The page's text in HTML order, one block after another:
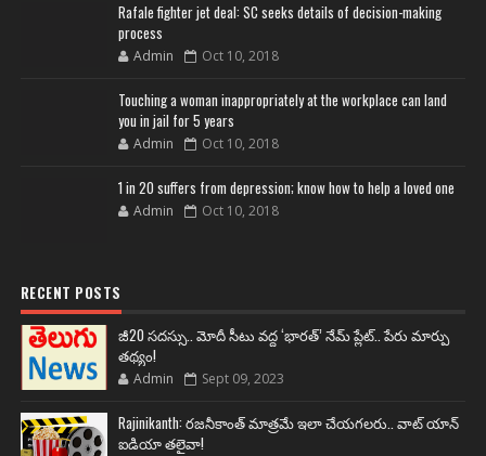
Rafale fighter jet deal: SC seeks details of decision-making
process
Admin Oct 10, 2018
Touching a woman inappropriately at the workplace can land
you in jail for 5 years
Admin Oct 10, 2018
1 in 20 suffers from depression; know how to help a loved one
Admin Oct 10, 2018
RECENT POSTS
జీ20 సదస్సు.. మోదీ సీటు వద్ద ‘భారత్’ నేమ్ ప్లేట్‌.. పేరు మార్పు
తథ్యం!
Admin Sept 09, 2023
Rajinikanth: రజనీకాంత్ మాత్రమే ఇలా చేయగలరు.. వాట్ యాన్
ఐడియా తలైవా!